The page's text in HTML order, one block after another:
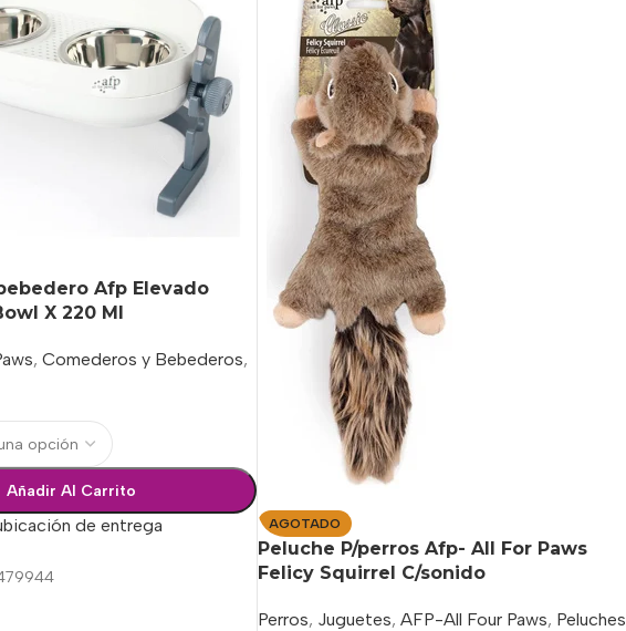
Afp Elevado
X 220 Ml
, Comederos y Bebederos,
Añadir Al Carrito
de entrega AGOTADO
Peluche P/perros Afp- All For Paws
Felicy Squirrel C/sonido
Perros, Juguetes, AFP-All Four Paws, Peluches